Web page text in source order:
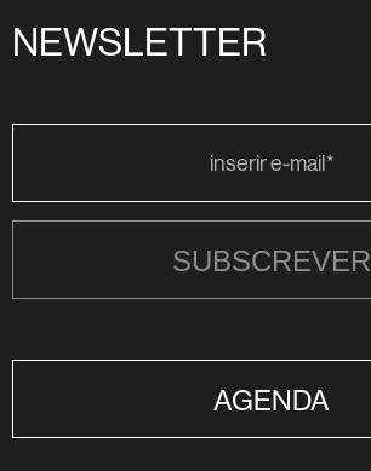
NEWSLETTER
SUBSCREVER
AGENDA